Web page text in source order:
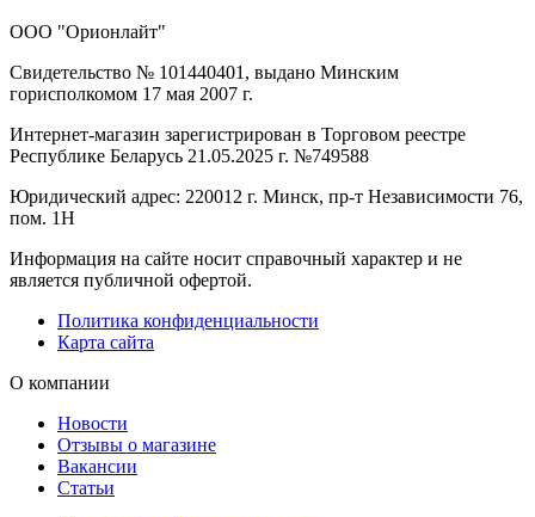
ООО "Орионлайт"
Свидетельство № 101440401, выдано Минским
горисполкомом 17 мая 2007 г.
Интернет-магазин зарегистрирован в Торговом реестре
Республике Беларусь 21.05.2025 г. №749588
Юридический адрес: 220012 г. Минск, пр-т Независимости 76,
пом. 1Н
Информация на сайте носит справочный характер и не
является публичной офертой.
Политика конфиденциальности
Карта сайта
О компании
Новости
Отзывы о магазине
Вакансии
Статьи